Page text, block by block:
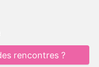
rencontres ?